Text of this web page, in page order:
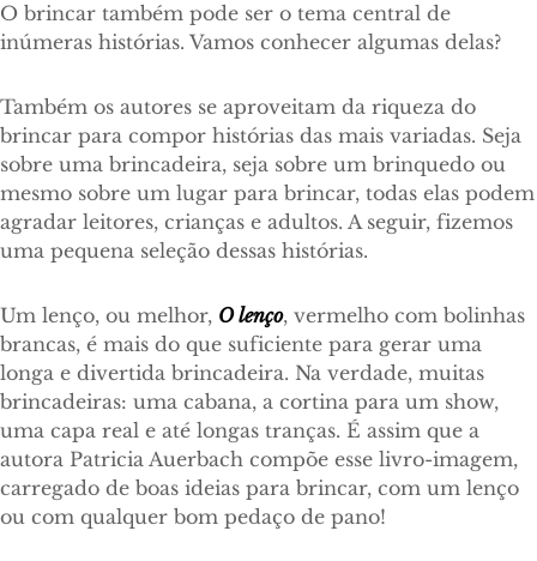
O brincar também pode ser o tema central de
inúmeras histórias. Vamos conhecer algumas delas?
Também os autores se aproveitam da riqueza do
brincar para compor histórias das mais variadas. Seja
sobre uma brincadeira, seja sobre um brinquedo ou
mesmo sobre um lugar para brincar, todas elas podem
agradar leitores, crianças e adultos. A seguir, fizemos
uma pequena seleção dessas histórias.
Um lenço, ou melhor, O lenço, vermelho com bolinhas
brancas, é mais do que suficiente para gerar uma
longa e divertida brincadeira. Na verdade, muitas
brincadeiras: uma cabana, a cortina para um show,
uma capa real e até longas tranças. É assim que a
autora Patricia Auerbach compõe esse livro-imagem,
carregado de boas ideias para brincar, com um lenço
ou com qualquer bom pedaço de pano!